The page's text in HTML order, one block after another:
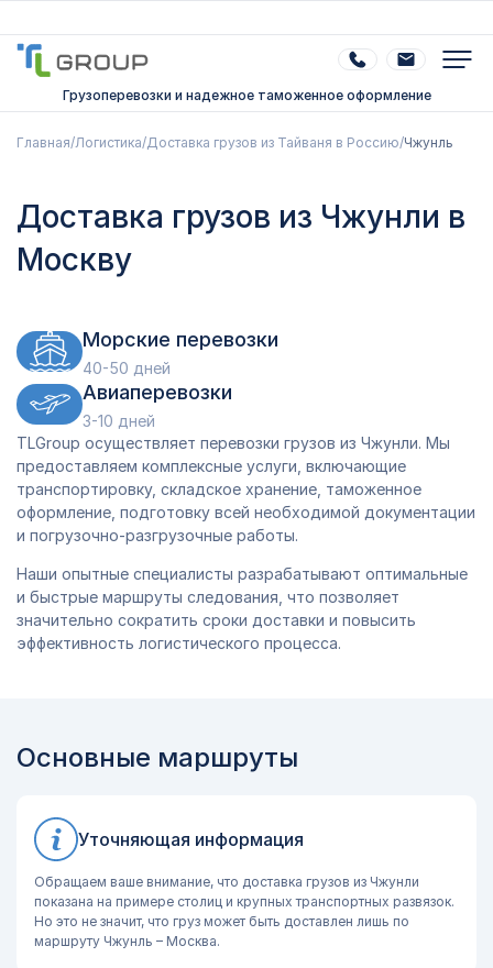
Грузоперевозки и надежное таможенное оформление
Главная/Логистика/Доставка грузов из Тайваня в Россию/Чжунль
Доставка грузов из Чжунли в
Москву
Морские перевозки
40-50 дней
Авиаперевозки
3-10 дней
TLGroup осуществляет перевозки грузов из Чжунли. Мы
предоставляем комплексные услуги, включающие
транспортировку, складское хранение, таможенное
оформление, подготовку всей необходимой документации
и погрузочно-разгрузочные работы.
Наши опытные специалисты разрабатывают оптимальные
и быстрые маршруты следования, что позволяет
значительно сократить сроки доставки и повысить
эффективность логистического процесса.
Основные маршруты
Уточняющая информация
Обращаем ваше внимание, что доставка грузов из Чжунли
показана на примере столиц и крупных транспортных развязок.
Но это не значит, что груз может быть доставлен лишь по
маршруту Чжунль – Москва.